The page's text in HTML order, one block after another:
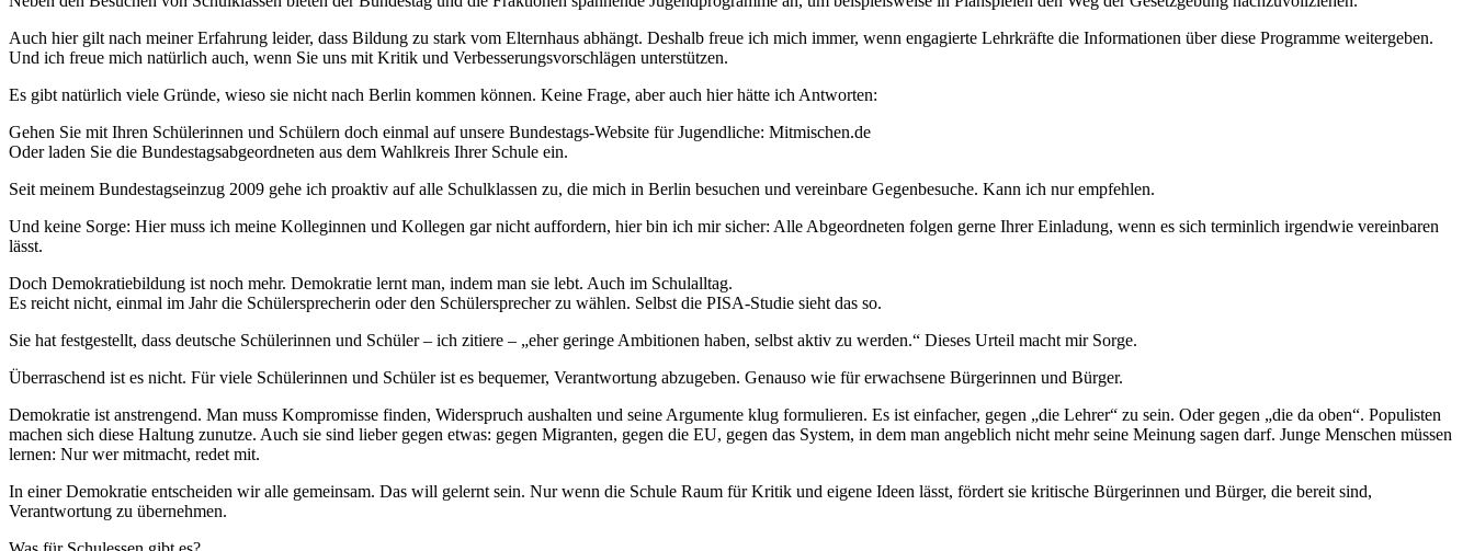
Auch hier gilt nach meiner Erfahrung leider, dass Bildung zu stark vom Elternhaus abhängt. Deshalb freue ich mich immer, wenn engagierte Lehrkräfte die Informationen über diese Programme weitergeben.
Und ich freue mich natürlich auch, wenn Sie uns mit Kritik und Verbesserungsvorschlägen unterstützen.
Es gibt natürlich viele Gründe, wieso sie nicht nach Berlin kommen können. Keine Frage, aber auch hier hätte ich Antworten:
Gehen Sie mit Ihren Schülerinnen und Schülern doch einmal auf unsere Bundestags-Website für Jugendliche: Mitmischen.de
Oder laden Sie die Bundestagsabgeordneten aus dem Wahlkreis Ihrer Schule ein.
Seit meinem Bundestagseinzug 2009 gehe ich proaktiv auf alle Schulklassen zu, die mich in Berlin besuchen und vereinbare Gegenbesuche. Kann ich nur empfehlen.
Und keine Sorge: Hier muss ich meine Kolleginnen und Kollegen gar nicht auffordern, hier bin ich mir sicher: Alle Abgeordneten folgen gerne Ihrer Einladung, wenn es sich terminlich irgendwie vereinbaren
lässt.
Doch Demokratiebildung ist noch mehr. Demokratie lernt man, indem man sie lebt. Auch im Schulalltag.
Es reicht nicht, einmal im Jahr die Schülersprecherin oder den Schülersprecher zu wählen. Selbst die PISA-Studie sieht das so.
Sie hat festgestellt, dass deutsche Schülerinnen und Schüler – ich zitiere – „eher geringe Ambitionen haben, selbst aktiv zu werden.“ Dieses Urteil macht mir Sorge.
Überraschend ist es nicht. Für viele Schülerinnen und Schüler ist es bequemer, Verantwortung abzugeben. Genauso wie für erwachsene Bürgerinnen und Bürger.
Demokratie ist anstrengend. Man muss Kompromisse finden, Widerspruch aushalten und seine Argumente klug formulieren. Es ist einfacher, gegen „die Lehrer“ zu sein. Oder gegen „die da oben“. Populisten
machen sich diese Haltung zunutze. Auch sie sind lieber gegen etwas: gegen Migranten, gegen die EU, gegen das System, in dem man angeblich nicht mehr seine Meinung sagen darf. Junge Menschen müssen
lernen: Nur wer mitmacht, redet mit.
In einer Demokratie entscheiden wir alle gemeinsam. Das will gelernt sein. Nur wenn die Schule Raum für Kritik und eigene Ideen lässt, fördert sie kritische Bürgerinnen und Bürger, die bereit sind,
Verantwortung zu übernehmen.